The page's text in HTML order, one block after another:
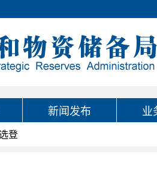
新闻发布 业
登